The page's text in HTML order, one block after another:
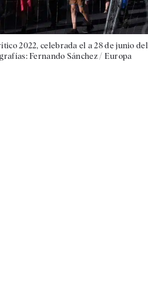
2022, celebrada el a 28 de junio del
Fernando Sánchez / Europa